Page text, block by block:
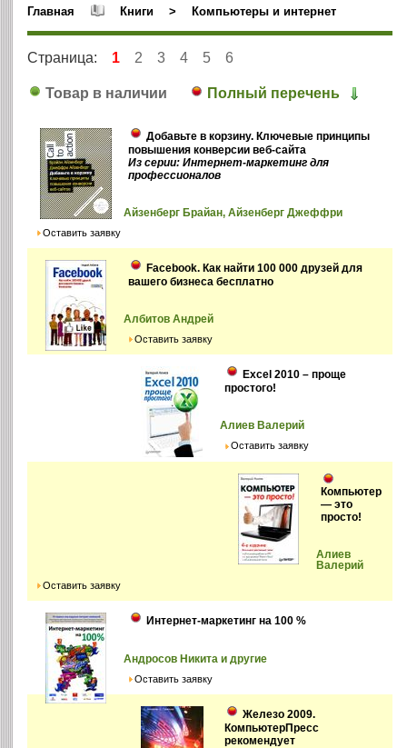
Главная Книги > Компьютеры и интернет
Страница: 1 2 3 4 5 6
Товар в наличии Полный перечень
Добавьте в корзину. Ключевые принципы
повышения конверсии веб-сайта
Из серии: Интернет-маркетинг для
профессионалов
Айзенберг Брайан, Айзенберг Джеффри
Оставить заявку
Facebook. Как найти 100 000 друзей для
вашего бизнеса бесплатно
Албитов Андрей
Оставить заявку
Excel 2010 – проще
простого!
Алиев Валерий
Оставить заявку
Компьютер
— это
просто!
Алиев
Валерий
Оставить заявку
Интернет-маркетинг на 100 %
Андросов Никита и другие
Оставить заявку
Железо 2009.
КомпьютерПресс
рекомендует